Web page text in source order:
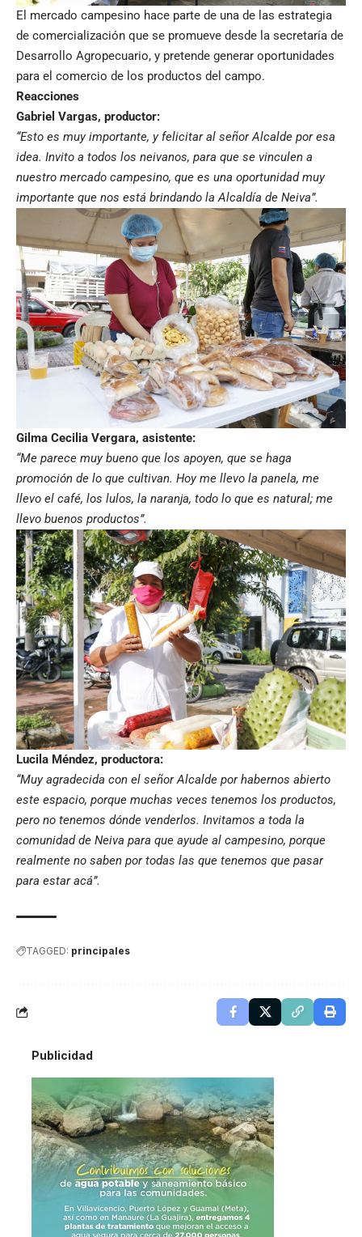
El mercado campesino hace parte de una de las estrategia
de comercialización que se promueve desde la secretaría de
Desarrollo Agropecuario, y pretende generar oportunidades
para el comercio de los productos del campo.
Reacciones
Gabriel Vargas, productor:
“Esto es muy importante, y felicitar al señor Alcalde por esa
idea. Invito a todos los neivanos, para que se vinculen a
nuestro mercado campesino, que es una oportunidad muy
importante que nos está brindando la Alcaldía de Neiva”.
Gilma Cecilia Vergara, asistente:
“Me parece muy bueno que los apoyen, que se haga
promoción de lo que cultivan. Hoy me llevo la panela, me
llevo el café, los lulos, la naranja, todo lo que es natural; me
llevo buenos productos”.
Lucila Méndez, productora:
“Muy agradecida con el señor Alcalde por habernos abierto
este espacio, porque muchas veces tenemos los productos,
pero no tenemos dónde venderlos. Invitamos a toda la
comunidad de Neiva para que ayude al campesino, porque
realmente no saben por todas las que tenemos que pasar
para estar acá”.
TAGGED: principales
Publicidad